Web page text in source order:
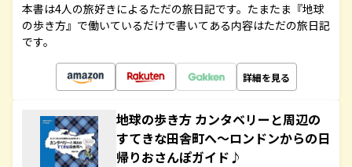
本書は4人の旅好きによるただの旅日記です。たまたま『地球
の歩き方』で働いているだけで書いてある内容はただの旅日記
です。
詳細を見る
地球の歩き方 カンタベリーと周辺の
すてきな田舎町へ～ロンドンからの日
帰りおさんぽガイド♪